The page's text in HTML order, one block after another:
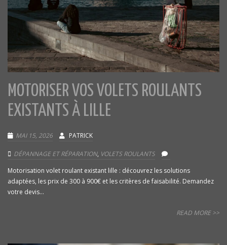
MOTORISER VOS VOLETS ROULANTS
EXISTANTS À LILLE
MAI 15, 2026 PATRICK
DÉPANNAGE ET RÉPARATION, VOLETS ROULANTS
Motorisation volet roulant existant lille : découvrez les solutions
adaptées, les prix de 300 à 900€ et les critères de faisabilité. Demandez
votre devis...
READ MORE >>